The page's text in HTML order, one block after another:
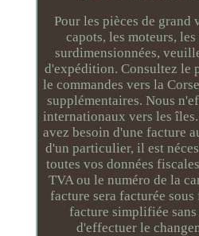
Pour les pièces de grand
capots, les moteurs,
surdimensionnées,
d'expédition. Consultez le
le commandes vers la
supplémentaires. Nous
internationaux vers les
avez besoin d'une facture
d'un particulier, il est
toutes vos données
TVA ou le numéro de la
facture sera facturée
facture simplifiée
d'effectuer le